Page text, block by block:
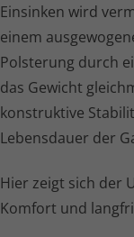
Einsinken wird
einem
Polsterung durch
das Gewicht
konstruktive
Lebensdauer der
Hier zeigt sich der
Komfort und